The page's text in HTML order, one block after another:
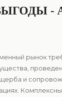
-
рынок
и